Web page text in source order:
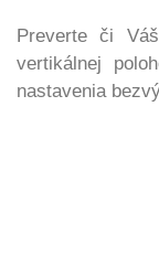
Preverte či
vertikálnej
nastavenia